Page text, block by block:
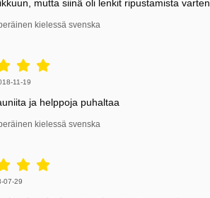
mutta siinä oli lenkit ripustamista varten.
kielessä svenska
tähdet / 5,
11-19
ja helppoja puhaltaa
kielessä svenska
tähdet / 5,
07-29